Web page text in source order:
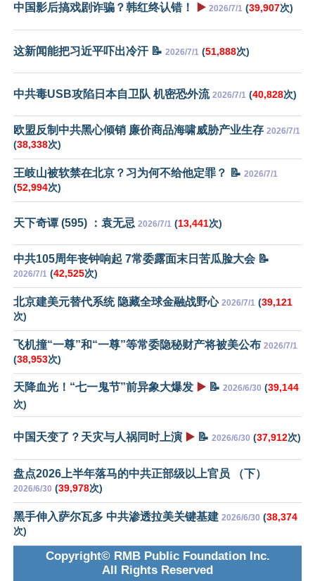
中国影后搞戏剧诈骗？韩红终认错！ ▶️ 2026/7/1 (39,907次)
这新闻能把习近平吓出冷汗 📝 2026/7/1 (51,888次)
中共毒USB攻陷日本自卫队 机密恐外流 2026/7/1 (40,828次)
欧盟反制中共黑心倾销 廉价商品海啸威胁产业生存 2026/7/1
(38,338次)
王岐山被软禁在北京？习为何不给他定罪？ 📝 2026/7/1
(52,994次)
天下奇谭 (595) ：袁无忌 2026/7/1 (13,441次)
中共105周年丧钟响起 7常委露面末日苦瓜脸大会 📝
2026/7/1 (42,525次)
北京建美元替代系统 隐藏全球金融战野心 2026/7/1 (39,121
次)
飞机撞“一尊”和“一尊”等常委隐秘财产将被美公布 2026/7/1
(38,953次)
天降血光！“七一鬼节”前异象大爆发 ▶️ 📝 2026/6/30 (39,144
次)
中国天变了？天灾与人祸同时上演 ▶️ 📝 2026/6/30 (37,912次)
盘点2026上半年落马的中共正部级以上官员 （下）
2026/6/30 (39,978次)
黑手伸入萨尔瓦多 中共渗透拉美关键基建 2026/6/30 (38,374
次)
Copyright© RMB Public Foundation Inc.
All Rights Reserved